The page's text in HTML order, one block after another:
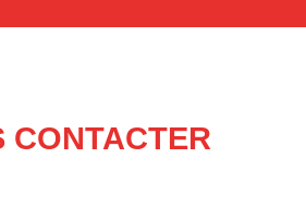
CONTACTER